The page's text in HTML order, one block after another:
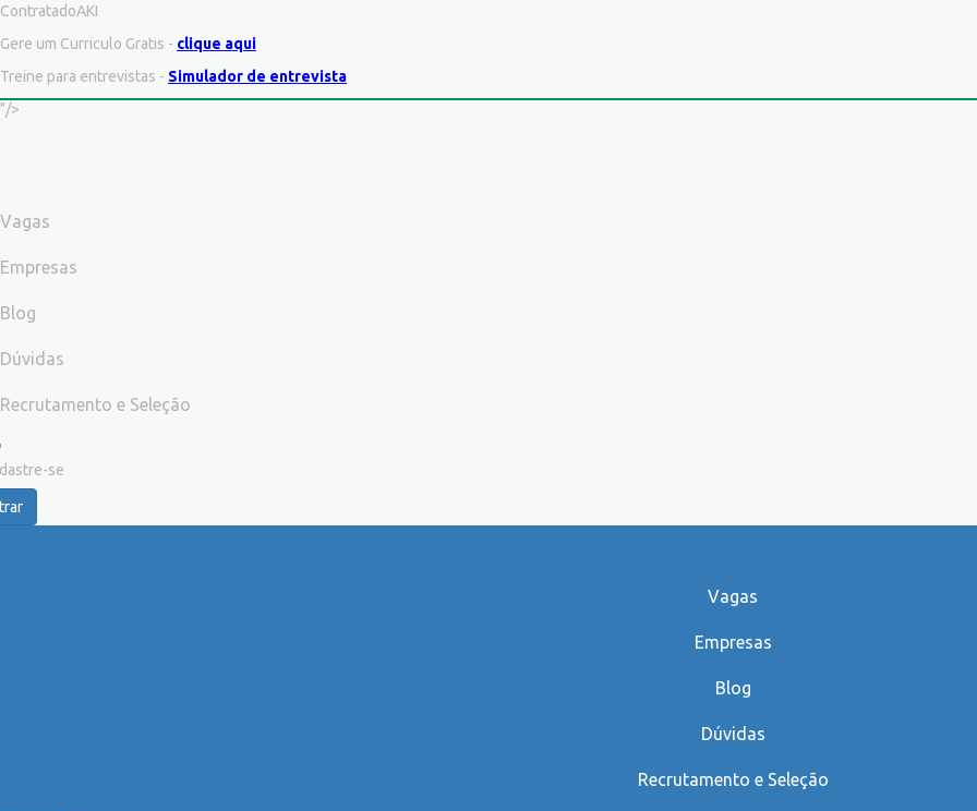
ContratadoAKI
Gere um Curriculo Gratis - clique aqui
Treine para entrevistas - Simulador de entrevista
"/>
Vagas
Empresas
Blog
Dúvidas
Recrutamento e Seleção
se
Vagas
Empresas
Blog
Dúvidas
Recrutamento e Seleção